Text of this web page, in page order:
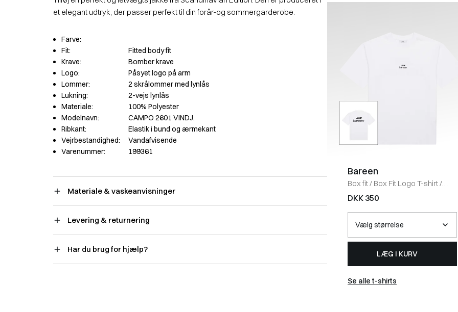
et elegant udtryk, der passer perfekt til din forår-og sommergarderobe.
Farve:
Fit:
Fitted body fit
Krave:
Bomber krave
Logo:
Påsyet logo på arm
Lommer:
2 skrålommer med lynlås
Lukning:
2-vejs lynlås
Materiale:
100% Polyester
Modelnavn:
CAMPO 2601 VINDJ.
Ribkant:
Elastik i bund og ærmekant
Vejrbestandighed:
Vandafvisende
Varenummer:
199361
Materiale & vaskeanvisninger
Levering & returnering
Har du brug for hjælp?
Bareen
Box fit/ Box Fit Logo T-shirt/
WHITE
DKK 350
LÆG I KURV
Se alle t-shirts